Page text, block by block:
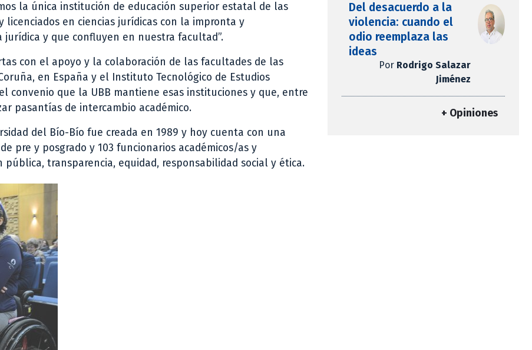
la única institución de educación superior estatal de las
en ciencias jurídicas con la impronta y
y que confluyen en nuestra facultad”.
con el apoyo y la colaboración de las facultades de las
en España y el Instituto Tecnológico de Estudios
convenio que la UBB mantiene esas instituciones y que, entre
pasantías de intercambio académico.
del Bío-Bío fue creada en 1989 y hoy cuenta con una
pre y posgrado y 103 funcionarios académicos/as y
transparencia, equidad, responsabilidad social y ética.
Del desacuerdo a la
violencia: cuando el
odio reemplaza las
ideas
Por Rodrigo Salazar
Jiménez
+ Opiniones